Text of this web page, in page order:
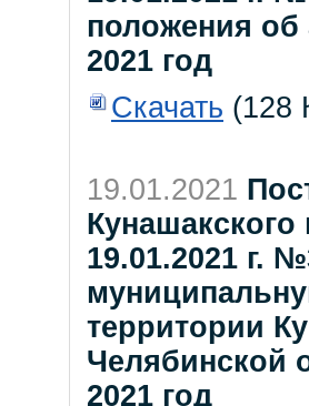
положения об
2021 год
Скачать (128
19.01.2021
19.01.2021 г.
территории
Челябинской
2021 год